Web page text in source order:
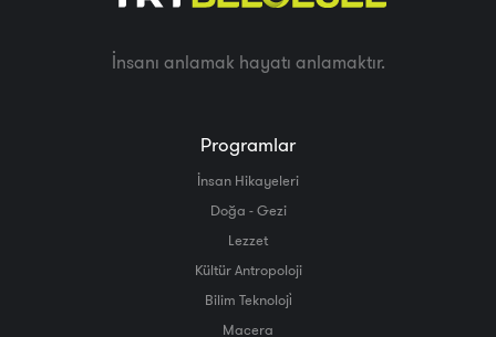
İnsanı anlamak hayatı anlamaktır.
Programlar
İnsan Hikayeleri
Doğa - Gezi
Lezzet
Kültür Antropoloji
Bilim Teknoloji̇
Macera